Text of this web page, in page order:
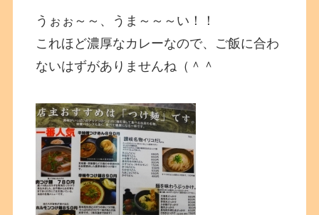
うぉぉ～～、うま～～～い！！
これほど濃厚なカレーなので、ご飯に合わ
ないはずがありませんね（＾＾